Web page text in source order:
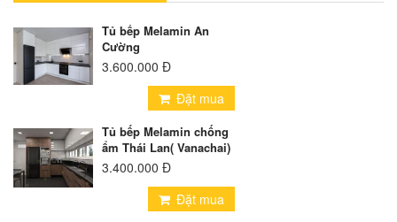
Tủ bếp Melamin An
Cường
3.600.000 Đ
Đặt mua
Tủ bếp Melamin chống
ẩm Thái Lan( Vanachai)
3.400.000 Đ
Đặt mua